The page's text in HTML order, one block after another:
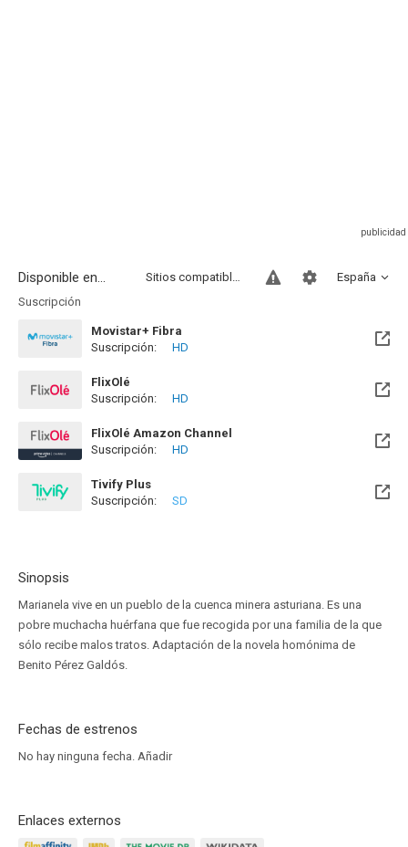
Disponible en... España
Sitios compatibles
Suscripción
Movistar+ Fibra
Disponible hasta el Vie, 01 Ene 2100 (Quedan 73 años)
Suscripción: HD
FlixOlé
Suscripción:
HD
FlixOlé Amazon Channel
Suscripción:
HD
Tivify Plus
Disponible hasta el Dom, 09 Ago 2026 (Hoy)
Suscripción: SD
Sinopsis
Marianela vive en un pueblo de la cuenca minera asturiana. Es una
pobre muchacha huérfana que fue recogida por una familia de la que
sólo recibe malos tratos. Adaptación de la novela homónima de
Benito Pérez Galdós.
Fechas de estrenos
No hay ninguna fecha. Añadir
Enlaces externos